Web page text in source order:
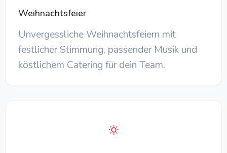
Weihnachtsfeier
Unvergessliche Weihnachtsfeiern mit
festlicher Stimmung, passender Musik und
köstlichem Catering für dein Team.